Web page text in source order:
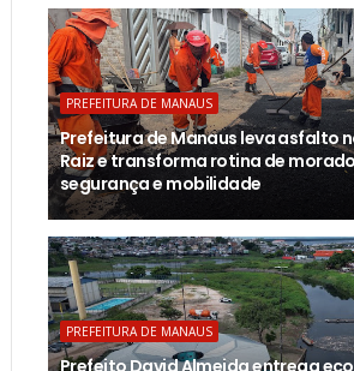
PREFEITURA DE MANAUS
Prefeitura de Manaus leva asfalto
Raiz e transforma rotina de
segurança e mobilidade
PREFEITURA DE MANAUS